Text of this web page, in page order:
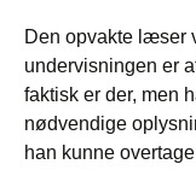
Den opvakte læser
undervisningen er
faktisk er der, men
nødvendige
han kunne